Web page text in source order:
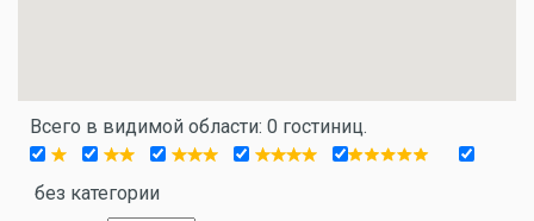
Всего в видимой области: 0 гостиниц.
без категории